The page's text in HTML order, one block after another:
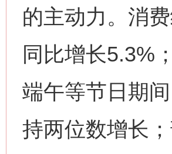
的主动力。消
同比增长5.3%
端午等节日期
持两位数增长